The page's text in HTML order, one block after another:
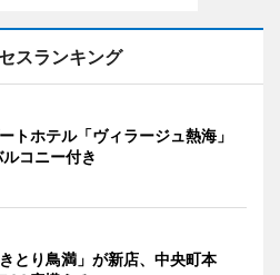
スランキング
トホテル「ヴィラージュ熱海」
コニー付き
とり鳥満」が新店、中央町本